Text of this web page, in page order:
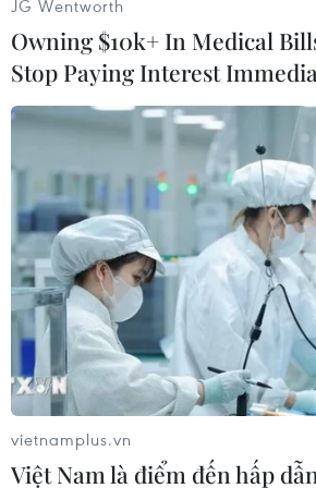
TIN LIÊN QUAN
Xuất khẩu khả quan nhưng
còn nhiều thách thức
JG Wentworth
Owning $10k+ In Medical
Stop Paying Interest
vietnamplus.vn
Việt Nam là điểm đến hấp